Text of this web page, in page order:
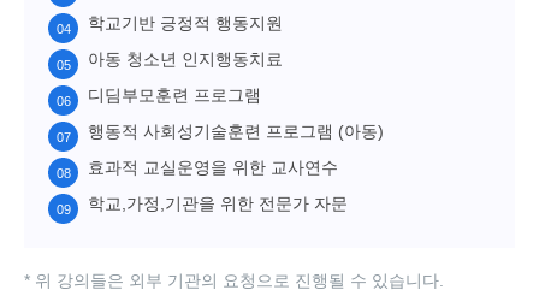
학교기반 긍정적 행동지원
아동 청소년 인지행동치료
디딤부모훈련 프로그램
행동적 사회성기술훈련 프로그램 (아동)
효과적 교실운영을 위한 교사연수
학교,가정,기관을 위한 전문가 자문
* 위 강의들은 외부 기관의 요청으로 진행될 수 있습니다.